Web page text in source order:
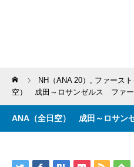
Home NH（ANA 20） , ファース
空） 成田～ロサンゼルス ファー
ANA（全日空） 成田～ロサン